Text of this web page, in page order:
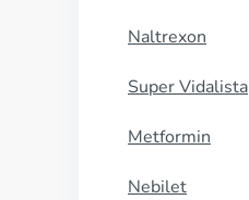
Naltrexon
Super Vidalista
Metformin
Nebilet